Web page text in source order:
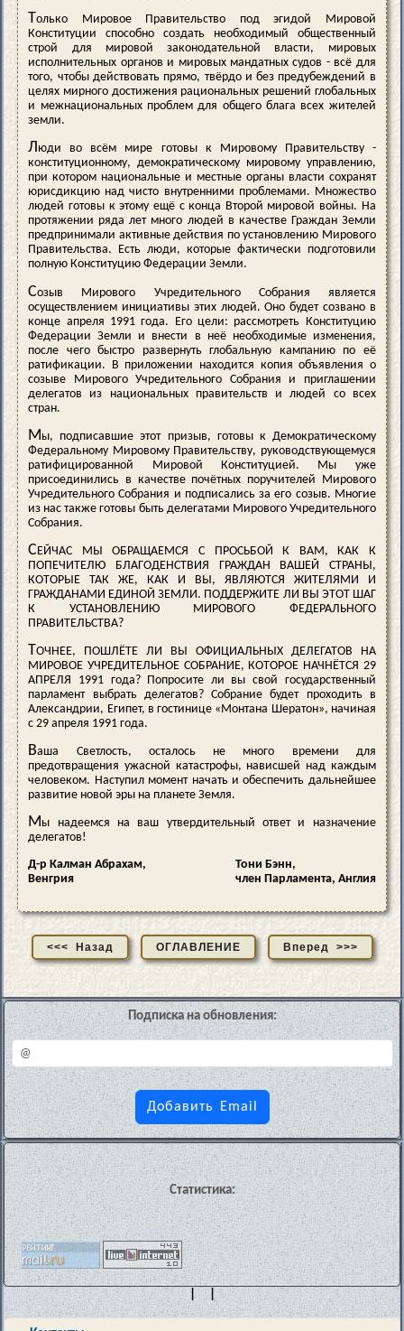
Только Мировое Правительство под эгидой Мировой
Конституции способно создать необходимый общественный
строй для мировой законодательной власти, мировых
исполнительных органов и мировых мандатных судов - всё для
того, чтобы действовать прямо, твёрдо и без предубеждений в
целях мирного достижения рациональных решений глобальных
и межнациональных проблем для общего блага всех жителей
земли.
Люди во всём мире готовы к Мировому Правительству -
конституционному, демократическому мировому управлению,
при котором национальные и местные органы власти сохранят
юрисдикцию над чисто внутренними проблемами. Множество
людей готовы к этому ещё с конца Второй мировой войны. На
протяжении ряда лет много людей в качестве Граждан Земли
предпринимали активные действия по установлению Мирового
Правительства. Есть люди, которые фактически подготовили
полную Конституцию Федерации Земли.
Созыв Мирового Учредительного Собрания является
осуществлением инициативы этих людей. Оно будет созвано в
конце апреля 1991 года. Его цели: рассмотреть Конституцию
Федерации Земли и внести в неё необходимые изменения,
после чего быстро развернуть глобальную кампанию по её
ратификации. В приложении находится копия объявления о
созыве Мирового Учредительного Собрания и приглашении
делегатов из национальных правительств и людей со всех
стран.
М ы, подписавшие этот призыв, готовы к Демократическому
Федеральному Мировому Правительству, руководствующемуся
ратифицированной Мировой Конституцией. Мы уже
присоединились в качестве почётных поручителей Мирового
Учредительного Собрания и подписались за его созыв. Многие
из нас также готовы быть делегатами Мирового Учредительного
Собрания.
СЕЙЧАС МЫ ОБРАЩАЕМСЯ С ПРОСЬБОЙ К ВАМ, КАК К
ПОПЕЧИТЕЛЮ БЛАГОДЕНСТВИЯ ГРАЖДАН ВАШЕЙ СТРАНЫ,
КОТОРЫЕ ТАК ЖЕ, КАК И ВЫ, ЯВЛЯЮТСЯ ЖИТЕЛЯМИ И
ГРАЖДАНАМИ ЕДИНОЙ ЗЕМЛИ. ПОДДЕРЖИТЕ ЛИ ВЫ ЭТОТ ШАГ
К УСТАНОВЛЕНИЮ МИРОВОГО ФЕДЕРАЛЬНОГО
ПРАВИТЕЛЬСТВА?
ТОЧНЕЕ, ПОШЛЁТЕ ЛИ ВЫ ОФИЦИАЛЬНЫХ ДЕЛЕГАТОВ НА
МИРОВОЕ УЧРЕДИТЕЛЬНОЕ СОБРАНИЕ, КОТОРОЕ НАЧНЁТСЯ 29
АПРЕЛЯ 1991 года? Попросите ли вы свой государственный
парламент выбрать делегатов? Собрание будет проходить в
Александрии, Египет, в гостинице «Монтана Шератон», начиная
с 29 апреля 1991 года.
Ваша Светлость, осталось не много времени для
предотвращения ужасной катастрофы, нависшей над каждым
человеком. Наступил момент начать и обеспечить дальнейшее
развитие новой эры на планете Земля.
Мы надеемся на ваш утвердительный ответ и назначение
делегатов!
Тони Бэнн,
член Парламента, Англия
Д-р Калман Абрахам,
Венгрия
<<< Назад ОГЛАВЛЕНИЕ Вперед >>>
Подписка на обновления:
Статистика:
| |